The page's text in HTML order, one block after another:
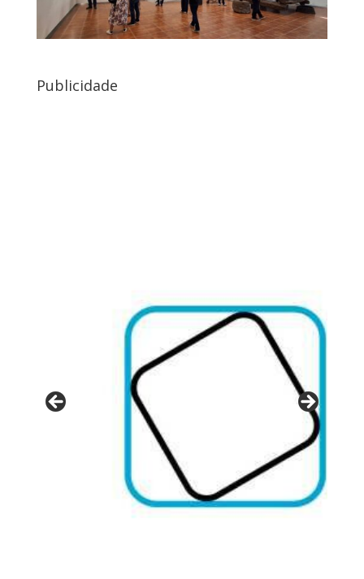
Publicidade